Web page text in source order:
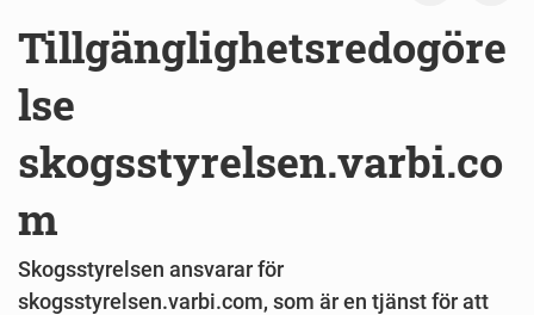
Tillgänglighetsredogöre
lse
skogsstyrelsen.varbi.co
m
Skogsstyrelsen ansvarar för
skogsstyrelsen.varbi.com, som är en tjänst för att